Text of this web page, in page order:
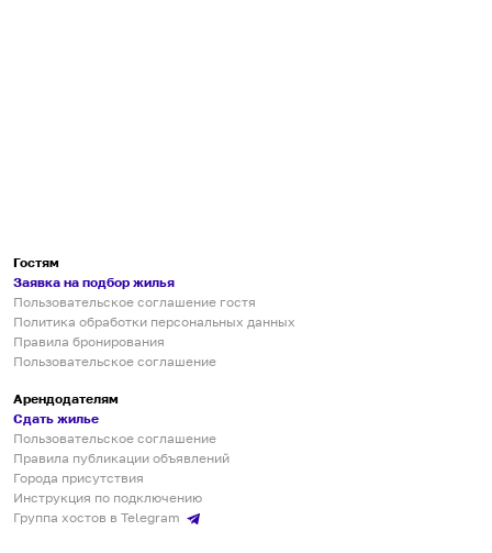
Гостям
Заявка на подбор жилья
Пользовательское соглашение гостя
Политика обработки персональных данных
Правила бронирования
Пользовательское соглашение
Арендодателям
Сдать жилье
Пользовательское соглашение
Правила публикации объявлений
Города присутствия
Инструкция по подключению
Группа хостов в Telegram